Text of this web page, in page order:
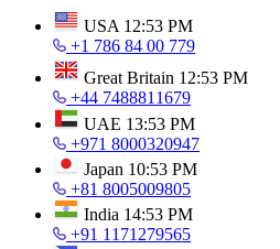
USA 12:53 PM
+1 786 84 00 779
Great Britain 12:53 PM
+44 7488811679
UAE 13:53 PM
+971 8000320947
Japan 10:53 PM
+81 8005009805
India 14:53 PM
+91 1171279565